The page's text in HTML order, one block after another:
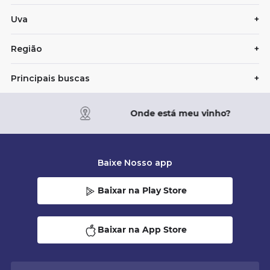
Uva +
Região +
Principais buscas +
Onde está meu vinho?
Baixe Nosso app
Baixar na Play Store
Baixar na App Store